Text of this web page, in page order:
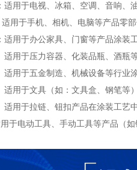
于电视、冰箱、空调、音响、
于手机、相机、电脑等产品零部
于办公家具、门窗等产品涂装工
于压力容器、化装品瓶、酒瓶等
于五金制造、机械设备等行业
于文具（如：文具盒、钢笔等）
于拉链、钮扣产品在涂装工艺中
电动工具、手动工具等产品（如